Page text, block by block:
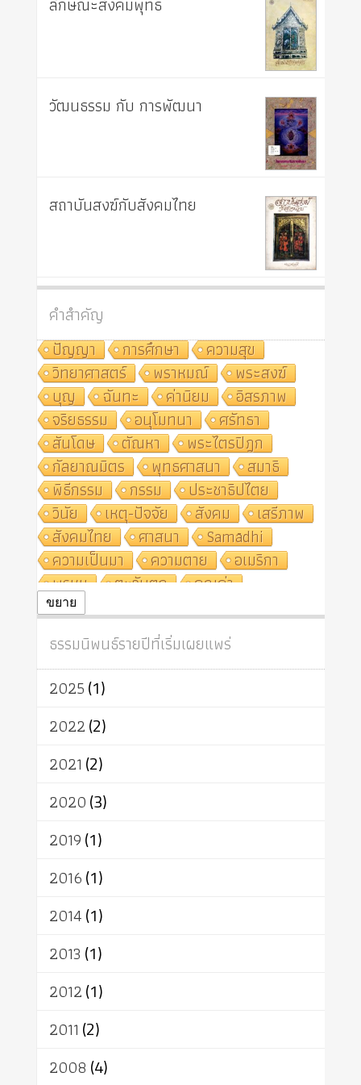
วัฒนธรรม กับ การพัฒนา
สถาบันสงฆ์กับสังคมไทย
คำสำคัญ
ปัญญา
การศึกษา
ความสุข
วิทยาศาสตร์
พราหมณ์
พระสงฆ์
บุญ
ฉันทะ ค่านิยม
อิสรภาพ
จริยธรรม
อนุโมทนา
ศรัทธา
สันโดษ
ตัณหา
พระไตรปิฎก
กัลยาณมิตร
พุทธศาสนา
สมาธิ
พิธีกรรม
กรรม
ประชาธิปไตย
วินัย
เหตุ-ปัจจัย สังคม
เสรีภาพ
สังคมไทย
ศาสนา
Samādhi
ความเป็นมา
ความตาย
อเมริกา
พรหม
ตะวันตก
คุณค่า
ปฏิจจสมุปบาท
ศาสนาประจำชาติ
อินเดีย
ผู้บริโภค
ธรรมาธิปไตย
จักร
การแยกรัฐกับศาสนา
ธรรมชาติ
เทคโนโลยี
สิทธิ
พุทธบริษัท
อัตถะ
เทวดา
ขยาย
ธรรมนิพนธ์รายปีที่เริ่มเผยแพร่
2025(1)
2022(2)
2021 (2)
2020(3)
2019(1)
2016(1)
2014(1)
2013 (1)
2012(1)
2011 (2)
2008 (4)